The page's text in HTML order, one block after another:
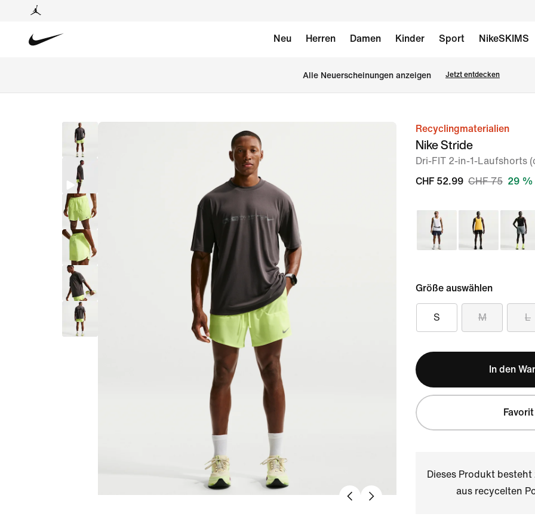
Neu Herren Damen Kinder Sport NikeSKIMS
Alle Neuerscheinungen anzeigen Jetzt entdecken
Bild 1Recyclingmaterialien
Nike Stride
Dri-FIT 2-in-1-Laufshorts
CHF 52.99 CHF 75 29 %
Größe auswählen
S M L
In den
Favorit
Dieses Produkt
aus recycelten